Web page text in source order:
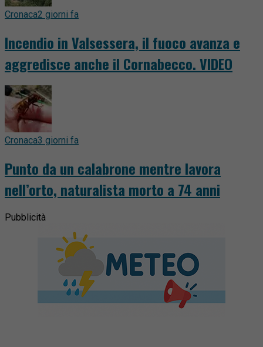
Cronaca2 giorni fa
Incendio in Valsessera, il fuoco avanza e
aggredisce anche il Cornabecco. VIDEO
Cronaca3 giorni fa
Punto da un calabrone mentre lavora
nell’orto, naturalista morto a 74 anni
Pubblicità